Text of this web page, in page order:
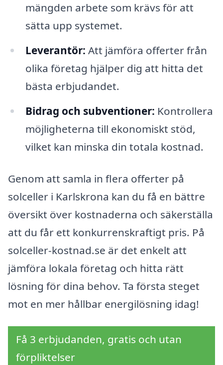
mängden arbete som krävs för att
sätta upp systemet.
Leverantör: Att jämföra offerter från
olika företag hjälper dig att hitta det
bästa erbjudandet.
Bidrag och subventioner: Kontrollera
möjligheterna till ekonomiskt stöd,
vilket kan minska din totala kostnad.
Genom att samla in flera offerter på
solceller i Karlskrona kan du få en bättre
översikt över kostnaderna och säkerställa
att du får ett konkurrenskraftigt pris. På
solceller-kostnad.se är det enkelt att
jämföra lokala företag och hitta rätt
lösning för dina behov. Ta första steget
mot en mer hållbar energilösning idag!
Få 3 erbjudanden, gratis och utan
förpliktelser